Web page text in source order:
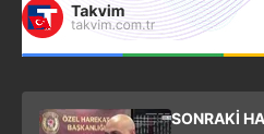
SONRAKİ